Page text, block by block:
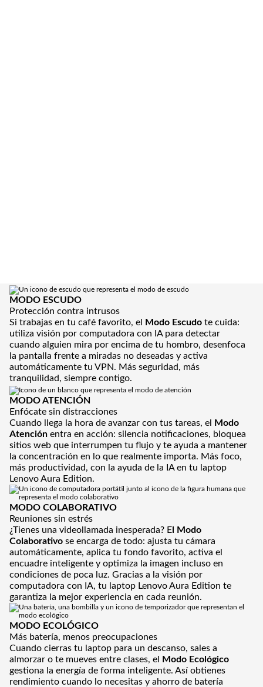
MODO ESCUDO
Protección contra intrusos
Si trabajas en tu café favorito, el
Modo Escudo te cuida:
utiliza visión por computadora con IA para detectar
cuando alguien mira por encima de tu hombro, desenfoca
la pantalla frente a miradas no deseadas y activa
automáticamente tu VPN. Más seguridad, más
tranquilidad, siempre contigo.
MODO ATENCIÓN
Enfócate sin distracciones
Cuando llega la hora de avanzar con tus tareas, el
Modo
Atención entra en acción: silencia notificaciones, bloquea
sitios web que interrumpen tu flujo y te ayuda a mantener
la concentración en lo que realmente importa. Más foco,
más productividad, con la ayuda de la IA en tu laptop
Lenovo Aura Edition.
MODO COLABORATIVO
Reuniones sin estrés
¿Tienes una videollamada inesperada? E l Modo
Colaborativo se encarga de todo: ajusta tu cámara
automáticamente, aplica tu fondo favorito, activa el
encuadre inteligente y optimiza la imagen incluso en
condiciones de poca luz. Gracias a la visión por
computadora con IA, tu laptop Lenovo Aura Edition te
garantiza la mejor experiencia en cada reunión.
MODO ECOLÓGICO
Más batería, menos preocupaciones
Cuando cierras tu laptop para un descanso, sales a
almorzar o te mueves entre clases, el
Modo Ecológico
gestiona la energía de forma inteligente. Así obtienes
rendimiento cuando lo necesitas y ahorro de batería